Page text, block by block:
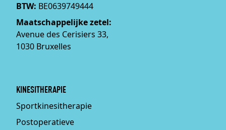
BTW: BE0639749444
Maatschappelijke zetel:
Avenue des Cerisiers 33,
1030 Bruxelles
KINESITHERAPIE
Sportkinesitherapie
Postoperatieve